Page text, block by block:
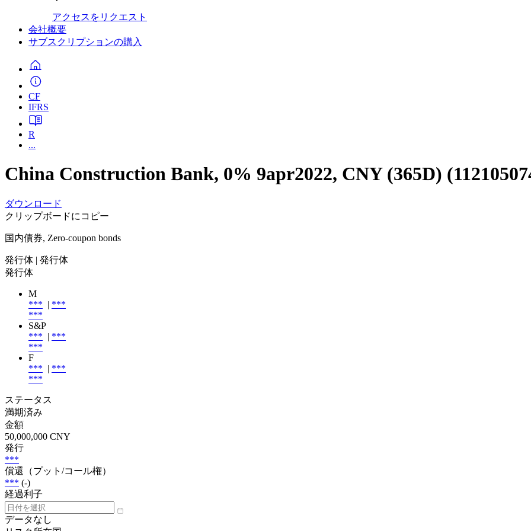
アクセスをリクエスト
会社概要
サブスクリプションの購入
CF
IFRS
R
...
China Construction Bank, 0% 9apr2022, CNY (365D)
ダウンロード
クリップボードにコピー
国内債券, Zero-coupon bonds
発行体 | 発行体
発行体
M
*** | ***
***
S&P
*** | ***
***
F
*** | ***
***
ステータス
満期済み
金額
50,000,000 CNY
発行
***
償還（プット/コール権）
*** (-)
経過利子
データなし